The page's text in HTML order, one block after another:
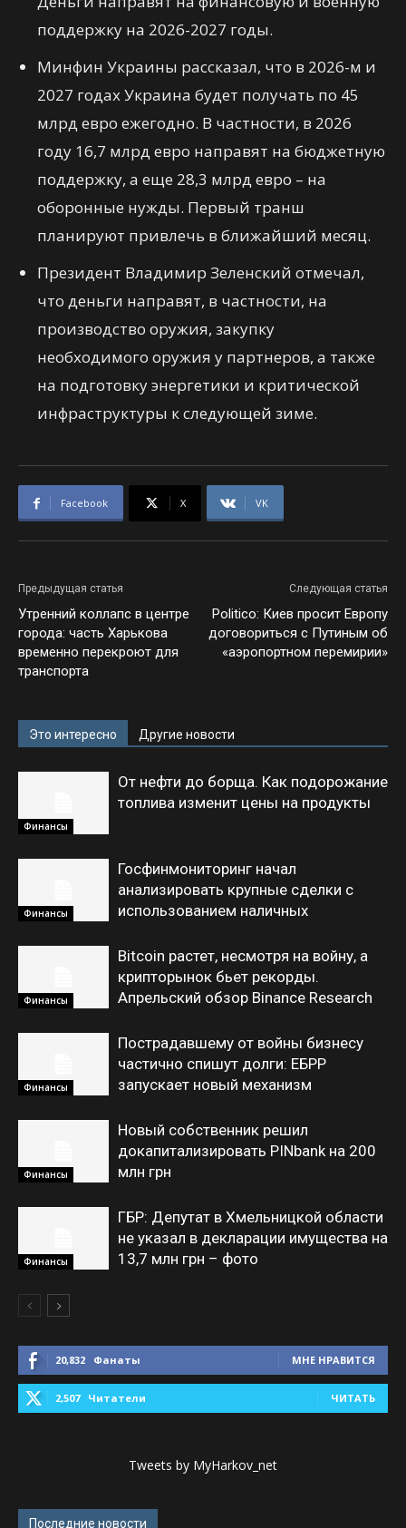
поддержку на 2026-2027 годы.
Минфин Украины рассказал, что в 2026-м и
2027 годах Украина будет получать по 45
млрд евро ежегодно. В частности, в 2026
году 16,7 млрд евро направят на бюджетную
поддержку, а еще 28,3 млрд евро – на
оборонные нужды. Первый транш
планируют привлечь в ближайший месяц.
Президент Владимир Зеленский отмечал,
что деньги направят, в частности, на
производство оружия, закупку
необходимого оружия у партнеров, а также
на подготовку энергетики и критической
инфраструктуры к следующей зиме.
Facebook X VK
Предыдущая статья
Утренний коллапс в центре
города: часть Харькова
временно перекроют для
транспорта
Следующая статья
Politico: Киев просит Европу
договориться с Путиным об
«аэропортном перемирии»
Это интересно Другие новости
Финансы
От нефти до борща. Как подорожание
топлива изменит цены на продукты
Финансы
Госфинмониторинг начал
анализировать крупные сделки с
использованием наличных
Финансы
Bitcoin растет, несмотря на войну, а
крипторынок бьет рекорды.
Апрельский обзор Binance Research
Финансы
Пострадавшему от войны бизнесу
частично спишут долги: ЕБРР
запускает новый механизм
Финансы
Новый собственник решил
докапитализировать PINbank на 200
млн грн
Финансы
ГБР: Депутат в Хмельницкой области
не указал в декларации имущества на
13,7 млн грн – фото
20,832 Фанаты МНЕ НРАВИТСЯ
2,507 Читатели ЧИТАТЬ
Tweets by MyHarkov_net
Последние новости